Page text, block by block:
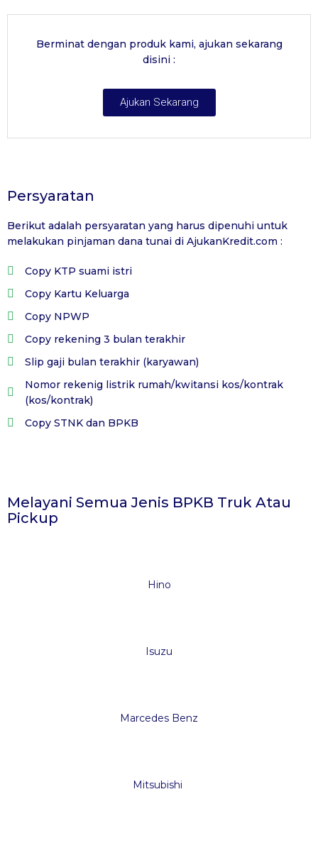
Berminat dengan produk kami, ajukan sekarang
disini :
Ajukan Sekarang
Persyaratan
Berikut adalah persyaratan yang harus dipenuhi untuk
melakukan pinjaman dana tunai di AjukanKredit.com :
Copy KTP suami istri
Copy Kartu Keluarga
Copy NPWP
Copy rekening 3 bulan terakhir
Slip gaji bulan terakhir (karyawan)
Nomor rekenig listrik rumah/kwitansi kos/kontrak
(kos/kontrak)
Copy STNK dan BPKB
Melayani Semua Jenis BPKB Truk Atau
Pickup
Hino
Isuzu
Marcedes Benz
Mitsubishi